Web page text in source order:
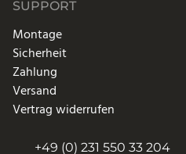
SUPPORT
Montage
Sicherheit
Zahlung
Versand
Vertrag widerrufen
+49 (0) 231 550 33 204